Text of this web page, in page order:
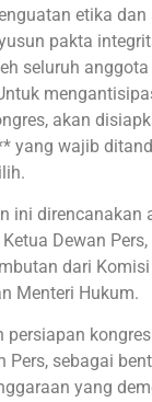
etika
pakta
seluruh anggota
akan
yang wajib
ini direncanakan
Dewan Pers,
dari
Menteri Hukum.
persiapan
Pers, sebagai
yang